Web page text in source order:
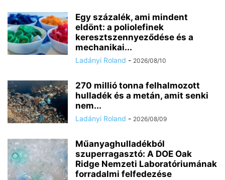
Egy százalék, ami mindent
eldönt: a poliolefinek
keresztszennyeződése és a
mechanikai...
Ladányi Roland - 2026/08/10
270 millió tonna felhalmozott
hulladék és a metán, amit senki
nem...
Ladányi Roland - 2026/08/09
Műanyaghulladékból
szuperragasztó: A DOE Oak
Ridge Nemzeti Laboratóriumának
forradalmi felfedezése